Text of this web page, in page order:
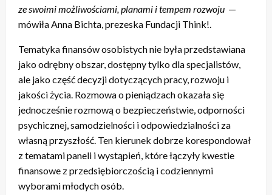
ze swoimi możliwościami, planami i tempem rozwoju —
mówiła Anna Bichta, prezeska Fundacji Think!.
Tematyka finansów osobistych nie była przedstawiana
jako odrębny obszar, dostępny tylko dla specjalistów,
ale jako część decyzji dotyczących pracy, rozwoju i
jakości życia. Rozmowa o pieniądzach okazała się
jednocześnie rozmową o bezpieczeństwie, odporności
psychicznej, samodzielności i odpowiedzialności za
własną przyszłość. Ten kierunek dobrze korespondował
z tematami paneli i wystąpień, które łączyły kwestie
finansowe z przedsiębiorczością i codziennymi
wyborami młodych osób.